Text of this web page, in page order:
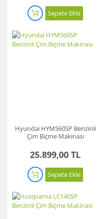
Sepete Ekle
Hyundai HYM560SP Benzinli
Çim Biçme Makinası
25.899,00 TL
Sepete Ekle